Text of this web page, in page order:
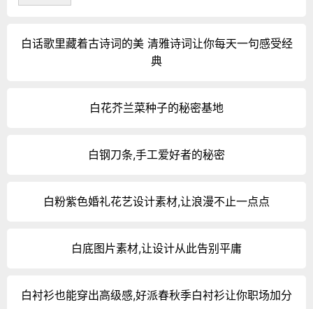
白话歌里藏着古诗词的美 清雅诗词让你每天一句感受经
典
白花芥兰菜种子的秘密基地
白钢刀条,手工爱好者的秘密
白粉紫色婚礼花艺设计素材,让浪漫不止一点点
白底图片素材,让设计从此告别平庸
白衬衫也能穿出高级感,好派春秋季白衬衫让你职场加分